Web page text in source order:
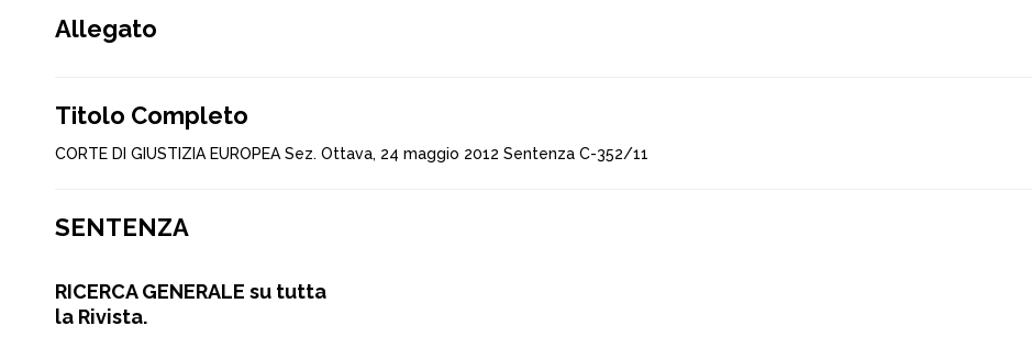
Allegato
Titolo Completo
CORTE DI GIUSTIZIA EUROPEA Sez. Ottava, 24 maggio 2012 Sentenza C-352/11
SENTENZA
RICERCA GENERALE su tutta
la Rivista.